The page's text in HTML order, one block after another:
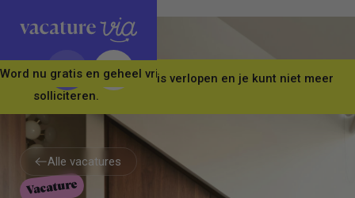
Word nu gratis en geheel vrijblijvend lid van ons Vacature Via
Let op! Deze vacature is verlopen en je kunt niet meer
solliciteren.
Alle vacatures
Alle vacatures
Vacature